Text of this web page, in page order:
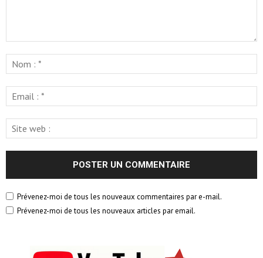
Prévenez-moi de tous les nouveaux commentaires par e-mail.
Prévenez-moi de tous les nouveaux articles par email.